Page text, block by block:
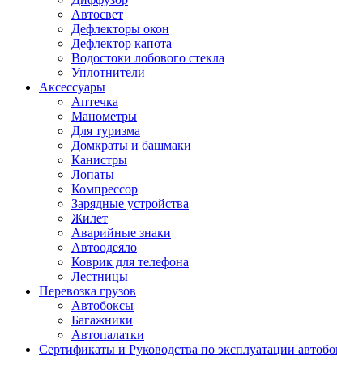
Автосвет
Дефлекторы окон
Дефлектор капота
Водостоки лобового стекла
Уплотнители
Аксессуары
Аптечка
Манометры
Для туризма
Домкраты и башмаки
Канистры
Лопаты
Компрессор
Зарядные устройства
Жилет
Аварийные знаки
Автоодеяло
Коврик для телефона
Лестницы
Перевозка грузов
Автобоксы
Багажники
Автопалатки
Сертификаты и Руководства по эксплуатации